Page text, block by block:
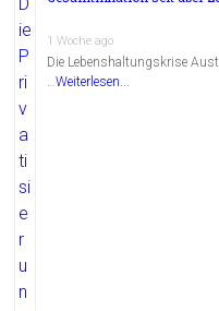
1 Woche ago
Die Lebenshaltungskrise
…Weiterlesen...